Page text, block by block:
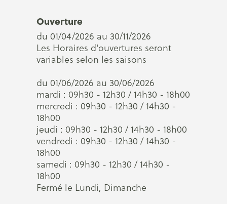
Ouverture
du 01/04/2026 au 30/11/2026
Les Horaires d'ouvertures seront
variables selon les saisons
du 01/06/2026 au 30/06/2026
mardi : 09h30 - 12h30 / 14h30 - 18h00
mercredi : 09h30 - 12h30 / 14h30 -
18h00
jeudi : 09h30 - 12h30 / 14h30 - 18h00
vendredi : 09h30 - 12h30 / 14h30 -
18h00
samedi : 09h30 - 12h30 / 14h30 -
18h00
Fermé le Lundi, Dimanche